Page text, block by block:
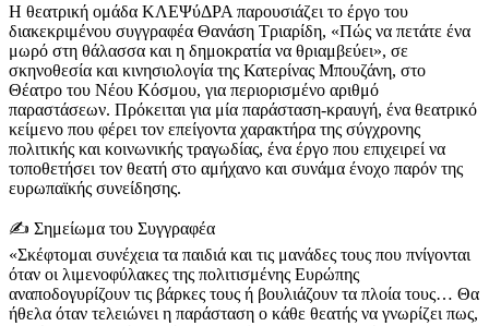
Η θεατρική ομάδα ΚΛΕΨύΔΡΑ παρουσιάζει το έργο του
διακεκριμένου συγγραφέα Θανάση Τριαρίδη, «Πώς να πετάτε ένα
μωρό στη θάλασσα και η δημοκρατία να θριαμβεύει», σε
σκηνοθεσία και κινησιολογία της Κατερίνας Μπουζάνη, στο
Θέατρο του Νέου Κόσμου, για περιορισμένο αριθμό
παραστάσεων. Πρόκειται για μία παράσταση-κραυγή, ένα θεατρικό
κείμενο που φέρει τον επείγοντα χαρακτήρα της σύγχρονης
πολιτικής και κοινωνικής τραγωδίας, ένα έργο που επιχειρεί να
τοποθετήσει τον θεατή στο αμήχανο και συνάμα ένοχο παρόν της
ευρωπαϊκής συνείδησης.
✍️ Σημείωμα του Συγγραφέα
«Σκέφτομαι συνέχεια τα παιδιά και τις μανάδες τους που πνίγονται
όταν οι λιμενοφύλακες της πολιτισμένης Ευρώπης
αναποδογυρίζουν τις βάρκες τους ή βουλιάζουν τα πλοία τους… Θα
ήθελα όταν τελειώνει η παράσταση ο κάθε θεατής να γνωρίζει πως,